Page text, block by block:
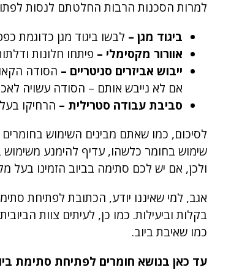
למרות הסכנות הרבות החלטתם לנסות
ביגוד מגן – לבשו ביגוד מגן כדוגמת
אוורור מקסימלי – פיתחו חלונות
ייבוש אביזרים סניטריים – הסודה
אם לא נייבש אותם – הסודה עשויה
סביבת עבודה סטרילית – הרחיקו
לסיכום, כמו שאתם מבינים השימוש
שימוש בחומר כלשהו, עדיף להימנע
ולכן, אם יש לכם סתימה בביוב הזמינו בעל
אגב, למי שאיננו יודע, הכתובת לפתיחת
בקלות וביעילות. כמו כן, לעיתים צוות
כמו שאיבת ביוב.
עד כאן בנושא חומרים לפתיחת סתימת